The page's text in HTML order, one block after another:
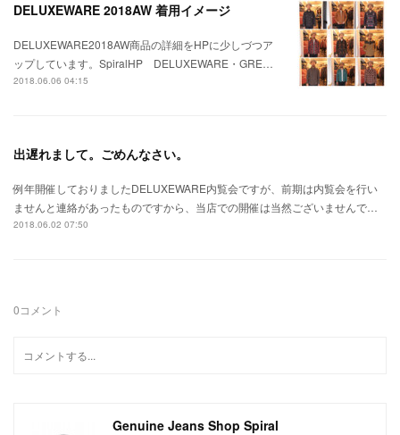
DELUXEWARE 2018AW 着用イメージ
DELUXEWARE2018AW商品の詳細をHPに少しづつア
ップしています。SpiralHP DELUXEWARE・GRE…
2018.06.06 04:15
出遅れまして。ごめんなさい。
例年開催しておりましたDELUXEWARE内覧会ですが、前期は内覧会を行い
ませんと連絡があったものですから、当店での開催は当然ございませんで…
2018.06.02 07:50
0コメント
Genuine Jeans Shop Spiral